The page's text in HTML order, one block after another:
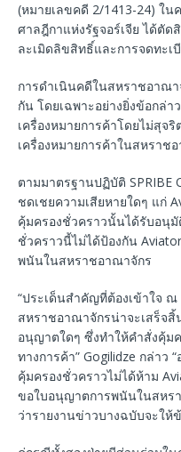
(หมายเลขคดี 2/1413-24) ใน
ศาลฎีกาแห่งรัฐจอร์เจีย ได้ตั
ละเมิดลิขสิทธิ์และการจดทะเ
การดำเนินคดีในสหราชอาณ
กัน โดยเฉพาะอย่างยิ่งข้อกล่า
เครื่องหมายการค้าโดยไม่สุจ
เครื่องหมายการค้าในสหราช
ตามมาตรฐานปฏิบัติ
ชดเชยความเสียหายใดๆ แก่
คุ้มครองชั่วคราวนั้นได้รับอนุมั
ชั่วคราวนี้ไม่ได้ป้องกัน
พนันในสหราชอาณาจักร
“ประเด็นสำคัญที่ต้องเข้าใจ
สหราชอาณาจักรน่าจะเสร็จ
อนุญาตใดๆ ซึ่งทำให้คำสั่งคุ้ม
ทางการค้า” Gogilidze กล่าว
คุ้มครองชั่วคราวไม่ได้ห้าม
ขอใบอนุญาตการพนันในสหร
ว่ารายงานข่าวบางฉบับจะให้